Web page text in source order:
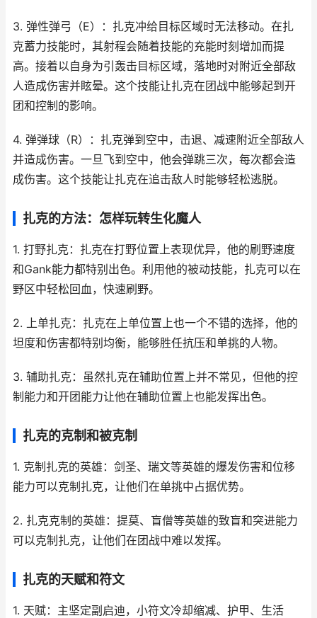
3. 弹性弹弓（E）：扎克冲给目标区域时无法移动。在扎
克蓄力技能时，其射程会随着技能的充能时刻增加而提
高。接着以自身为引轰击目标区域，落地时对附近全部敌
人造成伤害并眩晕。这个技能让扎克在团战中能够起到开
团和控制的影响。
4. 弹弹球（R）：扎克弹到空中，击退、减速附近全部敌人
并造成伤害。一旦飞到空中，他会弹跳三次，每次都会造
成伤害。这个技能让扎克在追击敌人时能够轻松逃脱。
扎克的方法：怎样玩转生化魔人
1. 打野扎克：扎克在打野位置上表现优异，他的刷野速度
和Gank能力都特别出色。利用他的被动技能，扎克可以在
野区中轻松回血，快速刷野。
2. 上单扎克：扎克在上单位置上也一个不错的选择，他的
坦度和伤害都特别均衡，能够胜任抗压和单挑的人物。
3. 辅助扎克：虽然扎克在辅助位置上并不常见，但他的控
制能力和开团能力让他在辅助位置上也能发挥出色。
扎克的克制和被克制
1. 克制扎克的英雄：剑圣、瑞文等英雄的爆发伤害和位移
能力可以克制扎克，让他们在单挑中占据优势。
2. 扎克克制的英雄：提莫、盲僧等英雄的致盲和突进能力
可以克制扎克，让他们在团战中难以发挥。
扎克的天赋和符文
1. 天赋：主坚定副启迪，小符文冷却缩减、护甲、生活